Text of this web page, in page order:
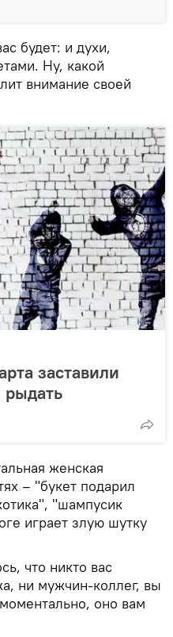
будет: и духи,
Ну, какой
внимание своей
заставили
женская
– "букет подарил
"шампусик
играет злую шутку
что никто вас
ни мужчин-коллег, вы
оно вам